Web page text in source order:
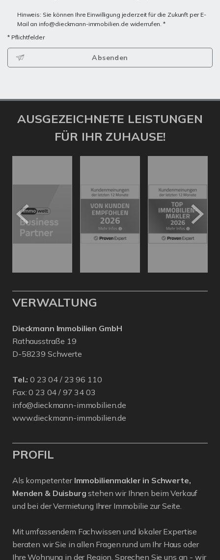
Hinweis: Sie können Ihre Einwilligung jederzeit für die Zukunft per E-
Mail an info@dieckmann-immobilien.de widerrufen. *
* Pflichtfelder
Absenden
AUSGEZEICHNETE LEISTUNGEN
FÜR IHR ZUHAUSE!
VERWALTUNG
Dieckmann Immobilien GmbH
Rathausstraße 19
D-58239 Schwerte
Tel.: 0 23 04 / 23 96 110
Fax: 0 23 04 / 97 34 03
info@dieckmann-immobilien.de
www.dieckmann-immobilien.de
PROFIL
Als kompetenter Immobilienmakler in Schwerte,
Menden & Duisburg stehen wir Ihnen beim Verkauf
und bei der Vermietung Ihrer Immobilie zur Seite.
Mit umfassendem Fachwissen und lokaler Expertise
beraten wir Sie in allen Fragen rund um Ihr Haus oder
Ihre Wohnung in der Region. Sprechen Sie uns an - wir